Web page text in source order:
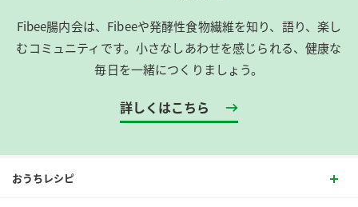
Fibee腸内会は、​Fibeeや発酵性食物繊維を知り、語り、楽し
むコミュニティです。​小さなしあわせを感じられる、健康な
毎日を一緒につくりましょう。
詳しくはこちら
おうちレシピ